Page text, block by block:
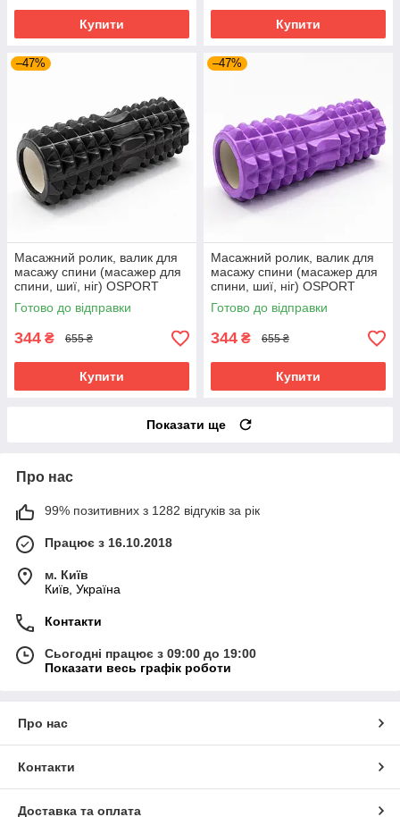
Купити Купити
–47%
Масажний ролик, валик для
масажу спини (масажер для
спини, шиї, ніг) OSPORT
33*13см (MS 0857-4) Чорний
Готово до відправки
344 ₴ 655 ₴
Купити
–47%
Масажний ролик, валик для
масажу спини (масажер для
спини, шиї, ніг) OSPORT
33*13см (MS 0857-4)
Фіолетовий
Готово до відправки
344 ₴ 655 ₴
Купити
Показати ще
Про нас
99% позитивних з 1282 відгуків за рік
Працює з 16.10.2018
м. Київ
Київ, Україна
Контакти
Сьогодні працює з 09:00 до 19:00
Показати весь графік роботи
Про нас
Контакти
Доставка та оплата